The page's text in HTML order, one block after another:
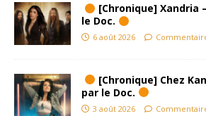
[Chronique] Xandria
le Doc.
6 août 2026
[Chronique] Chez
par le Doc.
3 août 2026